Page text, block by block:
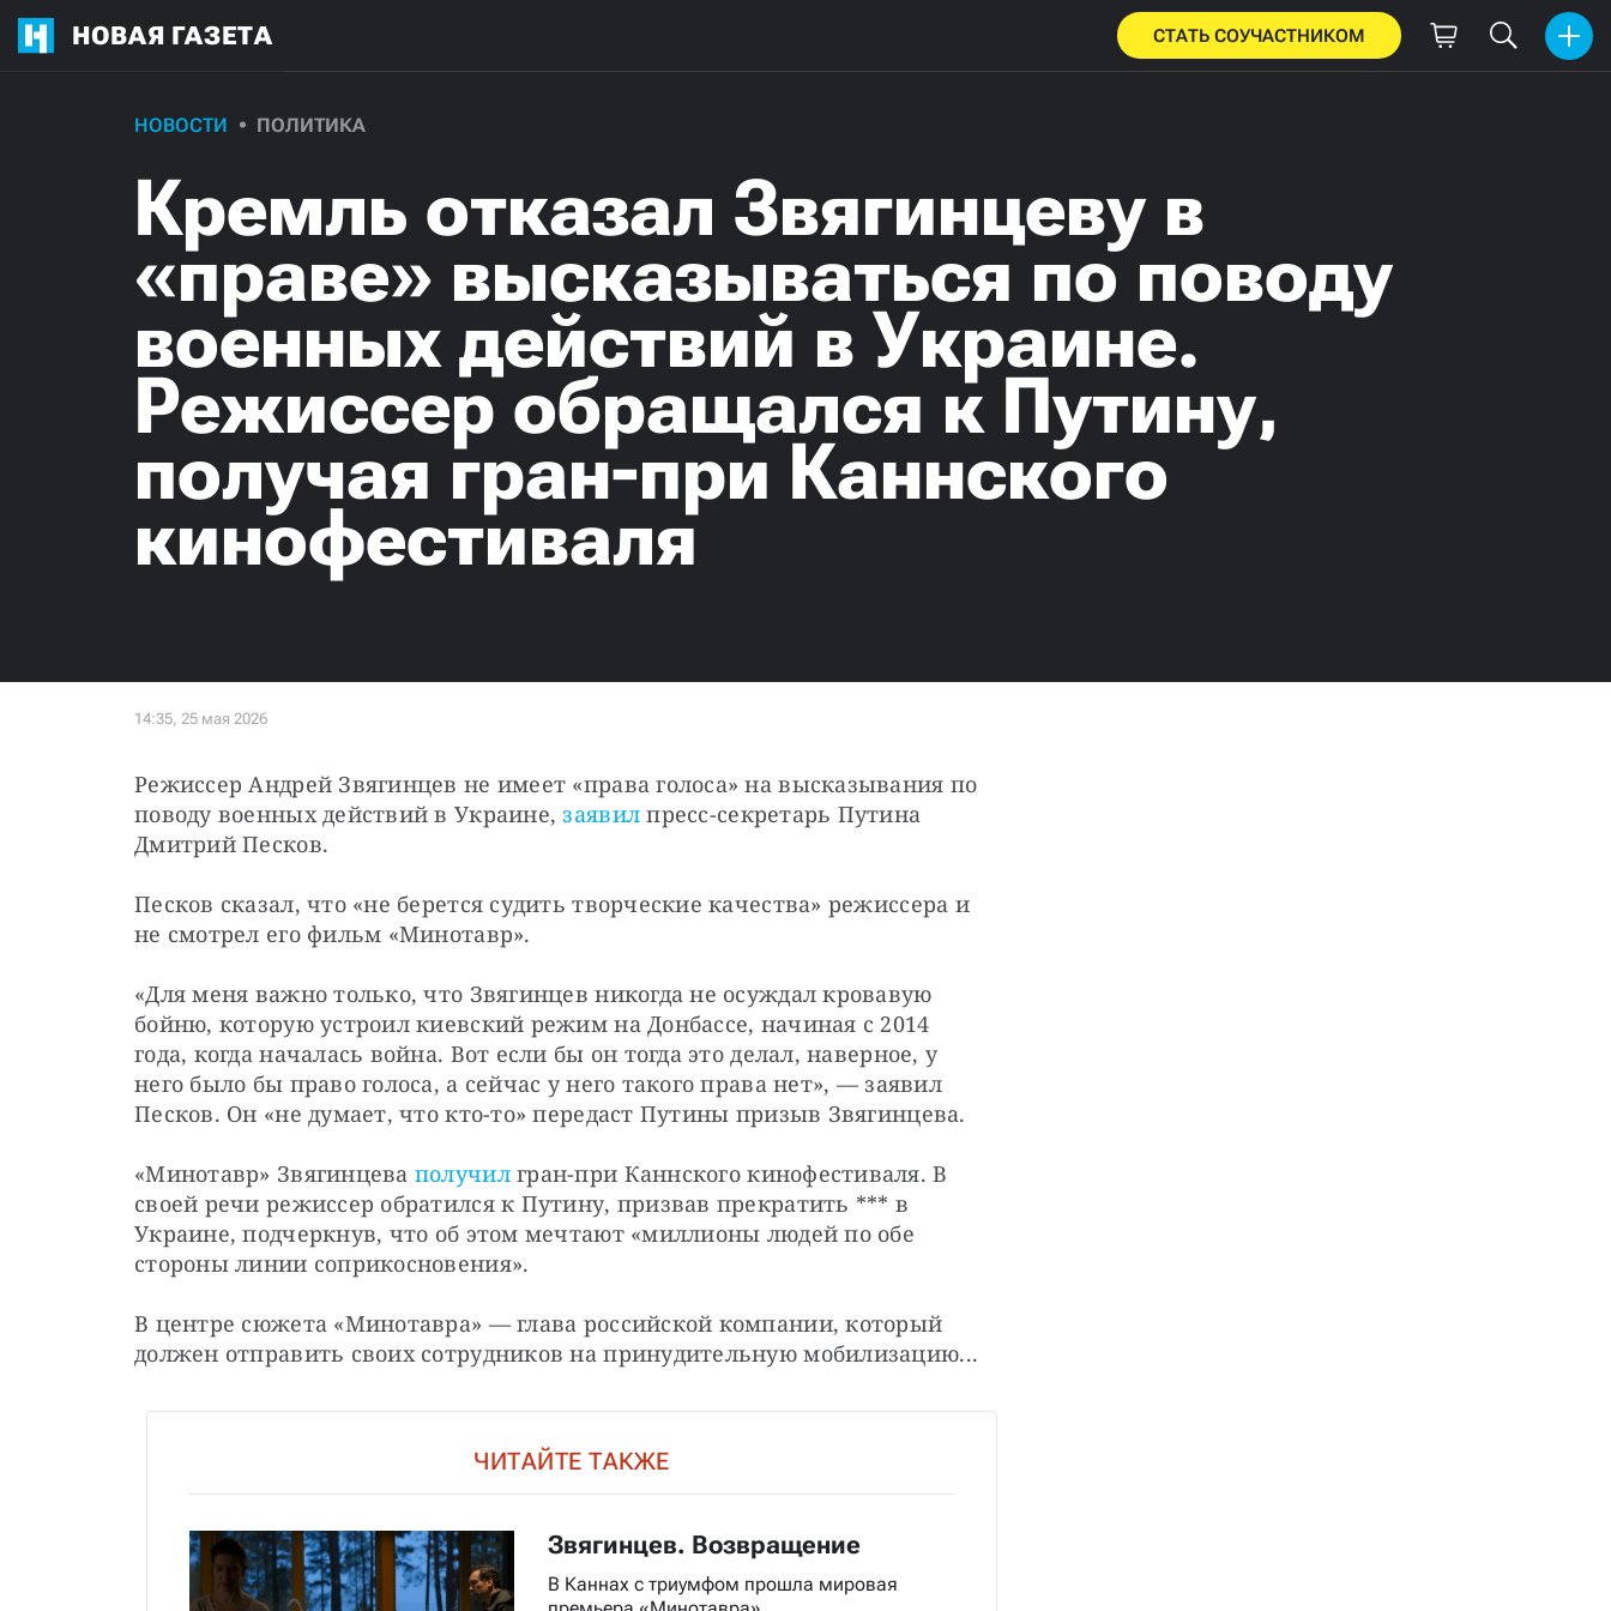
НОВАЯ ГАЗЕТА СТАТЬ СОУЧАСТНИКОМ
НОВОСТИ ПОЛИТИКА
Кремль отказал Звягинцеву в
«праве» высказываться по поводу
военных действий в Украине.
Режиссер обращался к Путину,
получая гран-при Каннского
кинофестиваля
Режиссер Андрей Звягинцев не имеет «права голоса» на высказывания по
поводу военных действий в Украине, заявил пресс-секретарь Путина
Дмитрий Песков.
Песков сказал, что «не берется судить творческие качества» режиссера и
не смотрел его фильм «Минотавр».
«Для меня важно только, что Звягинцев никогда не осуждал кровавую
бойню, которую устроил киевский режим на Донбассе, начиная с 2014
года, когда началась война. Вот если бы он тогда это делал, наверное, у
него было бы право голоса, а сейчас у него такого права нет», — заявил
Песков. Он «не думает, что кто-то» передаст Путины призыв Звягинцева.
«Минотавр» Звягинцева получил гран-при Каннского кинофестиваля. В
своей речи режиссер обратился к Путину, призвав прекратить *** в
Украине, подчеркнув, что об этом мечтают «миллионы людей по обе
стороны линии соприкосновения».
В центре сюжета «Минотавра» — глава российской компании, который
должен отправить своих сотрудников на принудительную мобилизацию...
ЧИТАЙТЕ ТАКЖЕ
Звягинцев. Возвращение
В Каннах с триумфом прошла мировая